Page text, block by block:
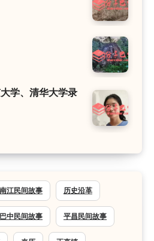
学、清华大学录
南江民间故事 历史沿革
巴中民间故事 平昌民间故事